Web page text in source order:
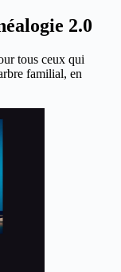
2.0
tous ceux qui
familial, en